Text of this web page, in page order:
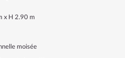
x H 2.90 m
moisée